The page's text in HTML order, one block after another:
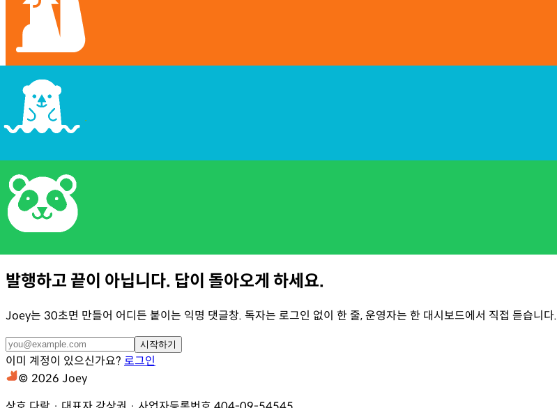
발행하고 끝이 아닙니다. 답이 돌아오게 하세요.
Joey는 30초면 만들어 어디든 붙이는 익명 댓글창. 독자는 로그인 없이 한 줄, 운영자는 한 대시보드에서 직접 듣습니다.
시작하기
이미 계정이 있으신가요? 로그인
© 2026 Joey